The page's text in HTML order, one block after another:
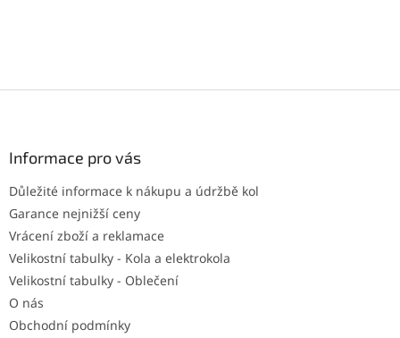
Informace pro vás
Důležité informace k nákupu a údržbě kol
Garance nejnižší ceny
Vrácení zboží a reklamace
Velikostní tabulky - Kola a elektrokola
Velikostní tabulky - Oblečení
O nás
Obchodní podmínky